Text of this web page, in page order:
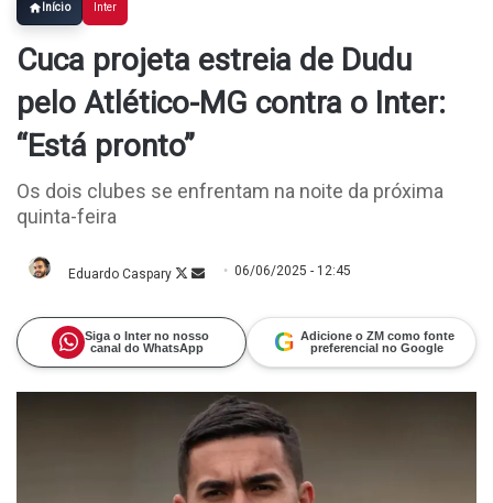
Início Inter
Cuca projeta estreia de Dudu
pelo Atlético-MG contra o Inter:
“Está pronto”
Os dois clubes se enfrentam na noite da próxima
quinta-feira
Eduardo Caspary FollowMande
06/06/2025 - 12:45
Siga o Inter no nosso
canal do WhatsApp
G Adicione o ZM como fonte
preferencial no Google